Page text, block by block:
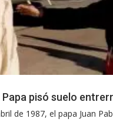
Papa pisó suelo
de 1987, el papa Juan